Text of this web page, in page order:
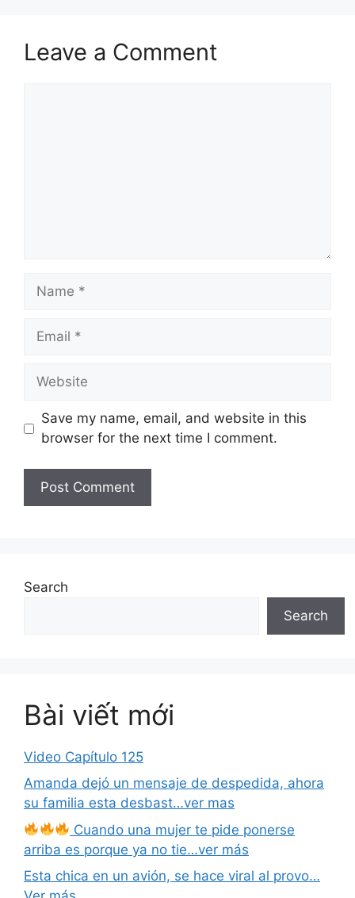
Leave a Comment
Name
Email
Website
Save my name, email, and website in this
browser for the next time I comment.
Search
Search
Bài viết mới
Video Capítulo 125
Amanda dejó un mensaje de despedida, ahora
su familia esta desbast…ver mas
Cuando una mujer te pide ponerse
arriba es porque ya no tie…ver más
Esta chica en un avión, se hace viral al provo…